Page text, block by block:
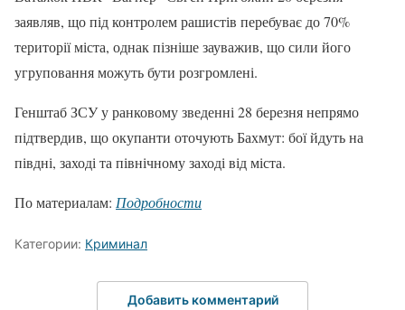
заявляв, що під контролем рашистів перебуває до 70%
території міста, однак пізніше зауважив, що сили його
угруповання можуть бути розгромлені.
Генштаб ЗСУ у ранковому зведенні 28 березня непрямо
підтвердив, що окупанти оточують Бахмут: бої йдуть на
півдні, заході та північному заході від міста.
По материалам: Подробности
Категории: Криминал
Добавить комментарий